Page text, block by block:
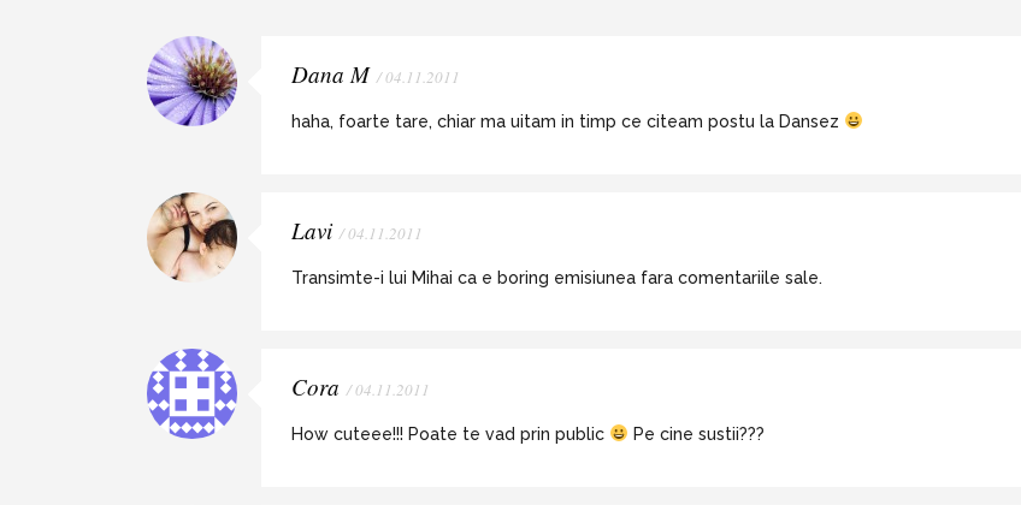
Dana M / 04.11.2011
haha, foarte tare, chiar ma uitam in timp ce citeam postu la Dansez
Lavi / 04.11.2011
Transimte-i lui Mihai ca e boring emisiunea fara comentariile sale.
Cora / 04.11.2011
How cuteee!!! Poate te vad prin public Pe cine sustii???